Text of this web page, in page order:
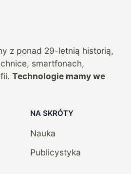
z ponad 29-letnią historią,
smartfonach,
Technologie mamy we
NA SKRÓTY
Nauka
Publicystyka